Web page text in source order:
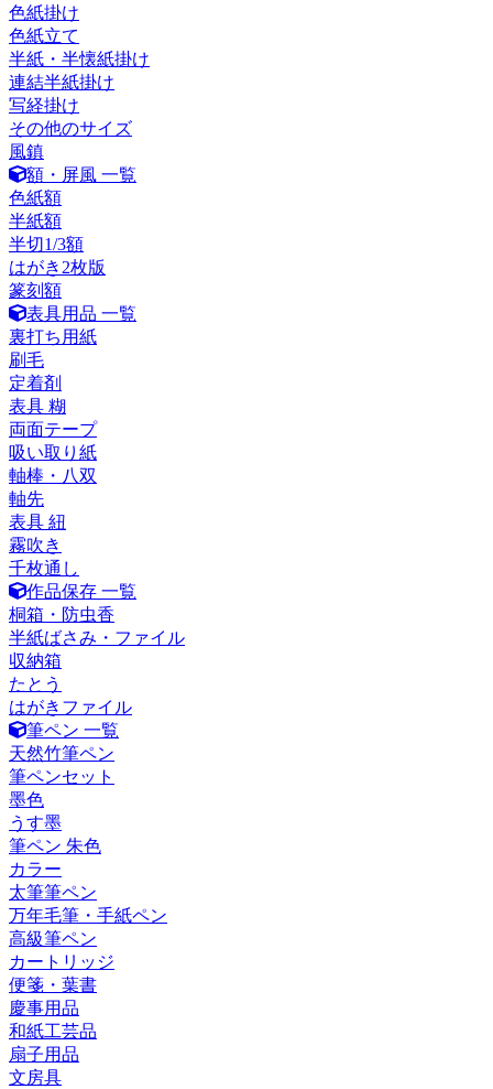
色紙掛け
色紙立て
半紙・半懐紙掛け
連結半紙掛け
写経掛け
その他のサイズ
風鎮
額・屏風 一覧
色紙額
半紙額
半切1/3額
はがき2枚版
篆刻額
表具用品 一覧
裏打ち用紙
刷毛
定着剤
表具 糊
両面テープ
吸い取り紙
軸棒・八双
軸先
表具 紐
霧吹き
千枚通し
作品保存 一覧
桐箱・防虫香
半紙ばさみ・ファイル
収納箱
たとう
はがきファイル
筆ペン 一覧
天然竹筆ペン
筆ペンセット
墨色
うす墨
筆ペン 朱色
カラー
太筆筆ペン
万年毛筆・手紙ペン
高級筆ペン
カートリッジ
便箋・葉書
慶事用品
和紙工芸品
扇子用品
文房具